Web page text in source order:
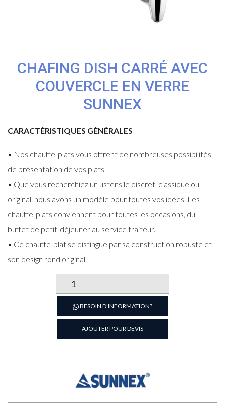
CHAFING DISH CARRÉ AVEC
COUVERCLE EN VERRE
SUNNEX
CARACTÉRISTIQUES GÉNÉRALES
• Nos chauffe-plats vous offrent de nombreuses possibilités
de présentation de vos plats.
• Que vous recherchiez un ustensile discret, classique ou
original, nous avons un modèle pour toutes vos idées. Les
chauffe-plats conviennent pour toutes les occasions, du
buffet de petit-déjeuner au service traiteur.
• Ce chauffe-plat se distingue par sa construction robuste et
son design rond original.
de
Chafing
dish
carré
avec
verre
Sunnex
BESOIN D'INFORMATION?
AJOUTER POUR DEVIS